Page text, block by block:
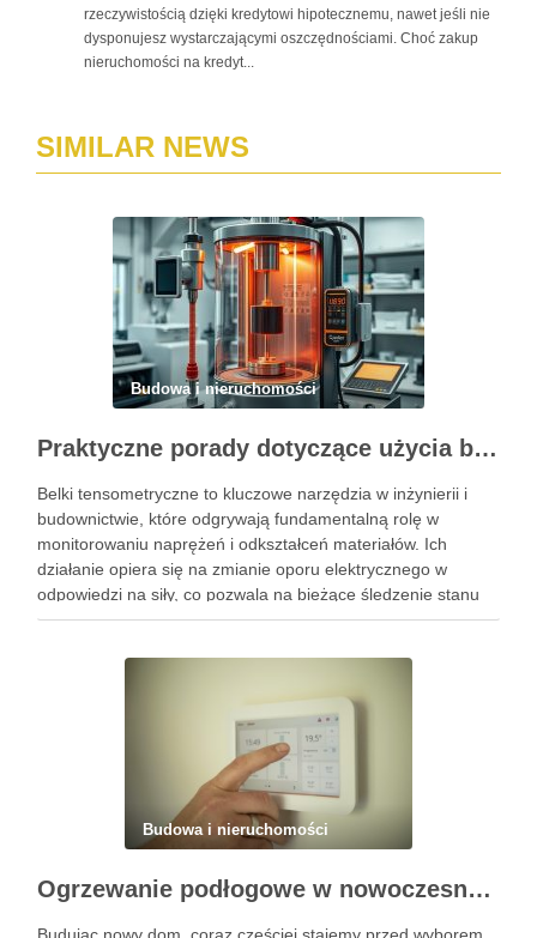
rzeczywistością dzięki kredytowi hipotecznemu, nawet jeśli nie
dysponujesz wystarczającymi oszczędnościami. Choć zakup
nieruchomości na kredyt...
SIMILAR NEWS
Budowa i nieruchomości
Praktyczne porady dotyczące użycia belki tensometrycznej w różnych zastosowaniach
Belki tensometryczne to kluczowe narzędzia w inżynierii i
budownictwie, które odgrywają fundamentalną rolę w
monitorowaniu naprężeń i odkształceń materiałów. Ich
działanie opiera się na zmianie oporu elektrycznego w
odpowiedzi na siły, co pozwala na bieżące śledzenie stanu
konstrukcji. Dzięki zastosowaniu belek tensometrycznych
Budowa i nieruchomości
Ogrzewanie podłogowe w nowoczesnym domu – komfort, oszczędność i estetyka